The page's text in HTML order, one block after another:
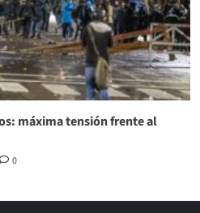
máxima tensión frente al
0